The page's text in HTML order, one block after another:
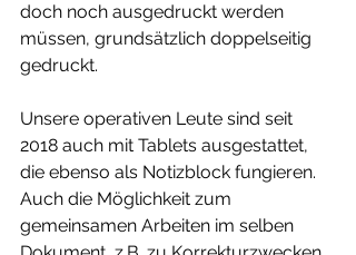
doch noch ausgedruckt werden
müssen, grundsätzlich doppelseitig
gedruckt.
Unsere operativen Leute sind seit
2018 auch mit Tablets ausgestattet,
die ebenso als Notizblock fungieren.
Auch die Möglichkeit zum
gemeinsamen Arbeiten im selben